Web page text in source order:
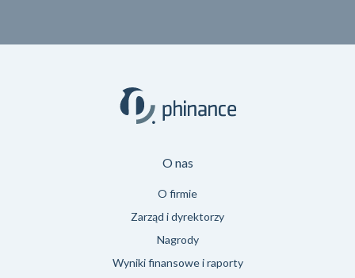
O nas
O firmie
Zarząd i dyrektorzy
Nagrody
Wyniki finansowe i raporty